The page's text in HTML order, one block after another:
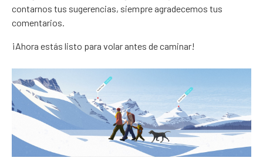
contarnos tus sugerencias, siempre agradecemos tus
comentarios.
¡Ahora estás listo para volar antes de caminar!